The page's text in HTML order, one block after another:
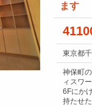
ます
東京都
神保町
ィスワ
6Fにか
持たせ